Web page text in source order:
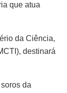
que atua
da Ciência,
destinará
da